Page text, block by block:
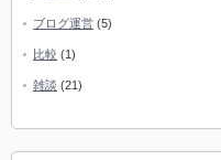
ブログ運営 (5)
比較 (1)
雑談 (21)